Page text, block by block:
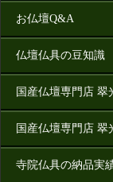
お仏壇Q&A
仏壇仏具の豆知識
国産仏壇専門店 翠
国産仏壇専門店
寺院仏具の納品実